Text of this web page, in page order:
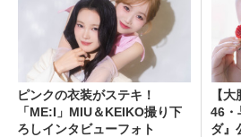
ピンクの衣装がステキ！
「ME:I」MIU＆KEIKO撮り下
ろしインタビューフォト
【
46・
ダ』